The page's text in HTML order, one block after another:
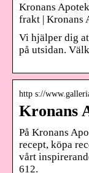
Kronans
frakt | Kronans
Vi hjälper dig
på utsidan.
http s://
Kronans
På Kronans
recept, köpa
vårt
612.